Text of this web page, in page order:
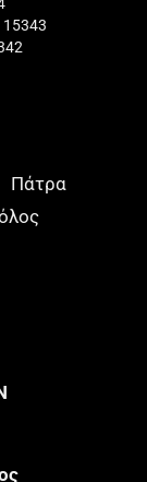
Πάτρα